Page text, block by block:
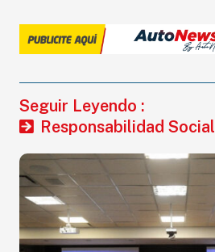
Seguir Leyendo :
Responsabilidad Social